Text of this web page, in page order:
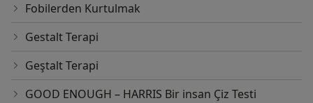
Fobilerden Kurtulmak
Gestalt Terapi
Geştalt Terapi
GOOD ENOUGH – HARRIS Bir insan Çiz Testi